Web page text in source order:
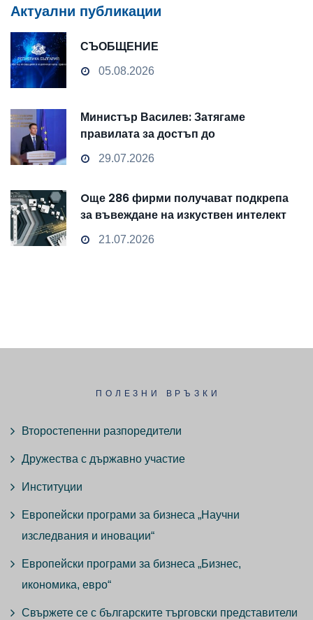
Актуални публикации
СЪОБЩЕНИЕ
05.08.2026
Министър Василев: Затягаме
правилата за достъп до
чувствителни данни
29.07.2026
Oще 286 фирми получават подкрепа
за въвеждане на изкуствен интелект
и облачни технологии
21.07.2026
ПОЛЕЗНИ ВРЪЗКИ
Второстепенни разпоредители
Дружества с държавно участие
Институции
Европейски програми за бизнеса „Научни
изследвания и иновации“
Европейски програми за бизнеса „Бизнес,
икономика, евро“
Свържете се с българските търговски представители